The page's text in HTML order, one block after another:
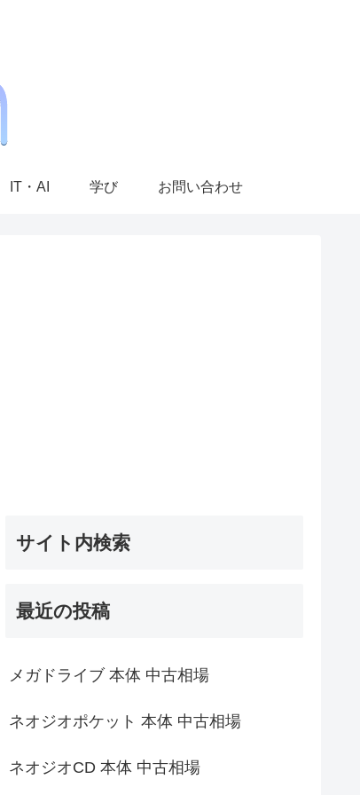
IT・AI 学び お問い合わせ
サイト内検索
最近の投稿
メガドライブ 本体 中古相場
ネオジオポケット 本体 中古相場
ネオジオCD 本体 中古相場